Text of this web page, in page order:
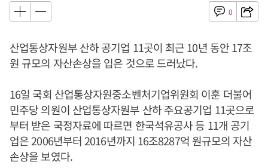
0
산업통상자원부 산하 공기업 11곳이 최근 10년 동안 17조
원 규모의 자산손상을 입은 것으로 드러났다.
16일 국회 산업통상자원중소벤처기업위원회 이훈 더불어
민주당 의원이 산업통상자원부 산하 주요공기업 11곳으로
부터 받은 국정자료에 따르면 한국석유공사 등 11개 공기
업은 2006년부터 2016년까지 16조8287억 원규모의 자산
손상을 보였다.